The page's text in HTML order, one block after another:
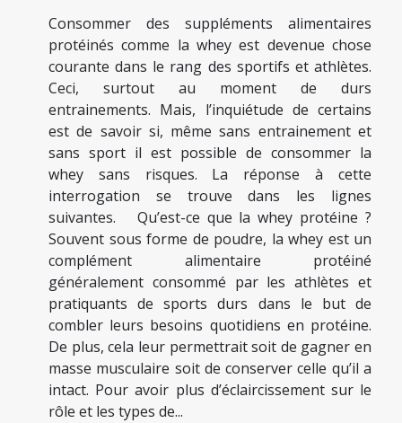
Consommer des suppléments alimentaires
protéinés comme la whey est devenue chose
courante dans le rang des sportifs et athlètes.
Ceci, surtout au moment de durs
entrainements. Mais, l’inquiétude de certains
est de savoir si, même sans entrainement et
sans sport il est possible de consommer la
whey sans risques. La réponse à cette
interrogation se trouve dans les lignes
suivantes. Qu’est-ce que la whey protéine ?
Souvent sous forme de poudre, la whey est un
complément alimentaire protéiné
généralement consommé par les athlètes et
pratiquants de sports durs dans le but de
combler leurs besoins quotidiens en protéine.
De plus, cela leur permettrait soit de gagner en
masse musculaire soit de conserver celle qu’il a
intact. Pour avoir plus d’éclaircissement sur le
rôle et les types de...